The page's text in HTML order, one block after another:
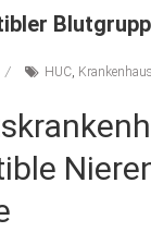
HUC, Krankenhaus